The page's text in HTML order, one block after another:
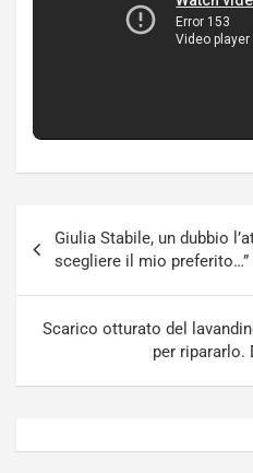
articoli
Giulia Stabile, un dubbio
scegliere il mio preferito…”
Scarico otturato del
per ripararlo.